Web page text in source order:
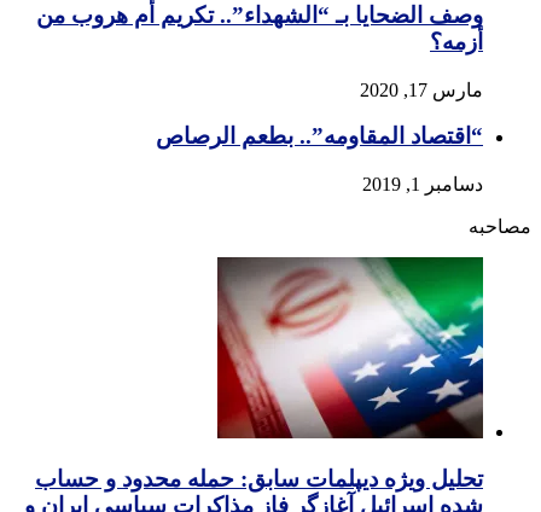
وصف الضحایا بـ “الشهداء”.. تکریم أم هروب من
أزمه؟
مارس 17, 2020
“اقتصاد المقاومه”.. بطعم الرصاص
دسامبر 1, 2019
مصاحبه
تحلیل ویژه دیپلمات سابق: حمله محدود و حساب
شده اسرائیل آغازگر فاز مذاکرات سیاسی ایران و